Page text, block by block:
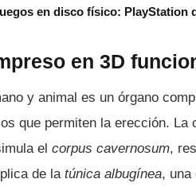
en disco físico: PlayStation
en 3D
y animal es un órgano
que permiten la erección.
el corpus cavernosum,
de la túnica albugínea, una